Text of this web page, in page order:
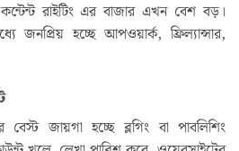
রাইটিং এর বাজার এখন বেশ বড়।
জনপ্রিয় হচ্ছে আপওয়ার্ক, ফ্রিল্যান্সার,
জায়গা হচ্ছে ব্লগিং বা পাবলিশিং